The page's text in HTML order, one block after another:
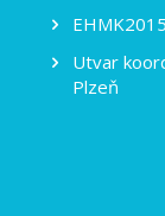
Utvar
Plzeň